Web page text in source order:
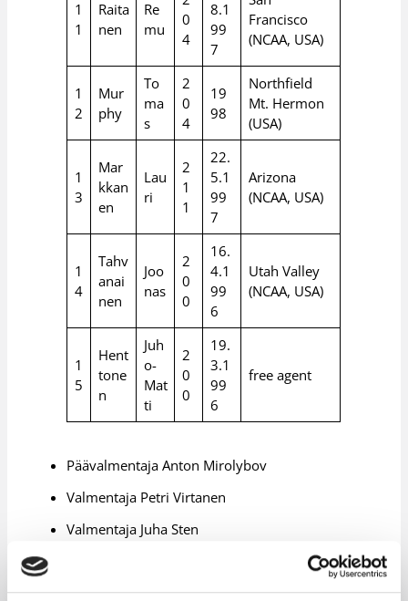
1
1
Raita
nen
Re
mu
0
4
8.1
99
7
Francisco
(NCAA, USA)
1
2
Mur
phy
To
ma
s
2
0
4
19
98
Northfield
Mt. Hermon
(USA)
1
3
Mar
kkan
en
Lau
ri
2
1
1
22.
5.1
99
7
Arizona
(NCAA, USA)
1
4
Tahv
anai
nen
Joo
nas
2
0
0
16.
4.1
99
6
Utah Valley
(NCAA, USA)
1
5
Hent
tone
n
Juh
o-
Mat
ti
2
0
0
19.
3.1
99
6
free agent
Päävalmentaja Anton Mirolybov
Valmentaja Petri Virtanen
Valmentaja Juha Sten
Joukkueenjohtaja Juha Dahlström